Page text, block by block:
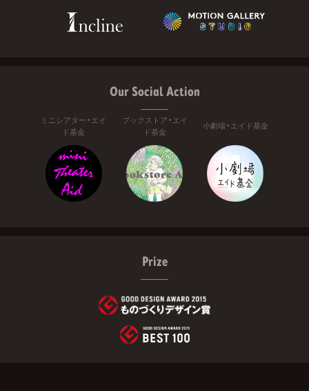
Our Social Action
ミニシアター・エイ
ド基金
ブックストア・エイ
ド基金
小劇場・エイド基金
Prize